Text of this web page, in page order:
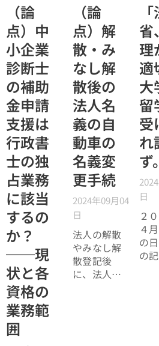
（論
点）中
小企業
診断士
の補助
金申請
支援は
行政書
士の独
占業務
に該当
するの
か？
──現
状と各
資格の
業務範
囲
（論
点）解
散・み
なし解
散後の
法人名
義の自
動車の
名義変
更手続
2024年09月04
日
法人の解散
やみなし解
散登記後
に、法人名
省
理
適
大
留
受
れ
ず
日
２
４
の
の